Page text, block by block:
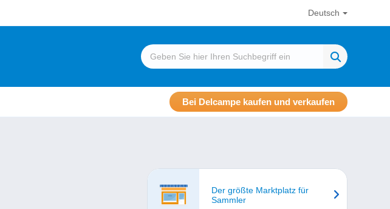
Deutsch
Bei Delcampe kaufen und verkaufen
Der größte Marktplatz für
Sammler